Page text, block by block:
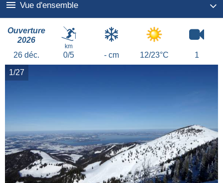
Vue d'ensemble
Ouverture
2026
26 déc.
km
0/5 - cm 12/23°C 1
1/27